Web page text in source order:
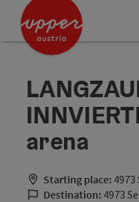
Accesskey
Accesskey
arena
Starting place:
Destination: 4973